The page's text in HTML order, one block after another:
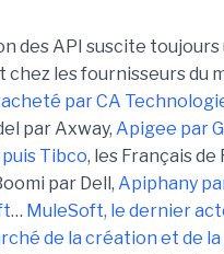
des API suscite
chez les fournisseurs du
par CA
par Axway, Apigee par
Tibco, les Français
par Dell, Apiphany
… MuleSoft, le dernier
de la création et de la